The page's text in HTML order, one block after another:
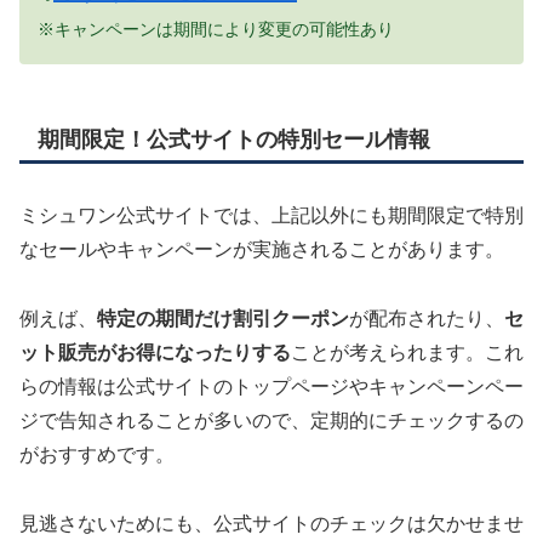
※キャンペーンは期間により変更の可能性あり
期間限定！公式サイトの特別セール情報
ミシュワン公式サイトでは、上記以外にも期間限定で特別
なセールやキャンペーンが実施されることがあります。
例えば、 特定の期間だけ割引クーポンが配布されたり、 セ
ット販売がお得になったりすることが考えられます。これ
らの情報は公式サイトのトップページやキャンペーンペー
ジで告知されることが多いので、定期的にチェックするの
がおすすめです。
見逃さないためにも、公式サイトのチェックは欠かせませ